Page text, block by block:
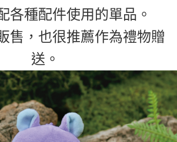
未經同意申辦者引起之損失，本公司不負相關責
付」時，將依據個別帳號之用戶狀況，依本公司即
度；若仍有額度不足之情形，本公司將視審查結果
號或使用他人資訊註冊。若發現惡意使用之情形，
有權停止該用戶之使用額度並採取法律行動。
各種配件使用的單品。
售，也很推薦作為禮物贈
送。